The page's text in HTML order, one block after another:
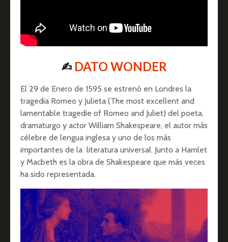
✍︎ DATO WONDER
El 29 de Enero de 1595 se estrenó en Londres la
tragedia Romeo y Julieta (The most excellent and
lamentable tragedie of Romeo and Juliet) del poeta,
dramaturgo y actor William Shakespeare, el autor más
célebre de lengua inglesa y uno de los más
importantes de la literatura universal. Junto a Hamlet
y Macbeth es la obra de Shakespeare que más veces
ha sido representada.